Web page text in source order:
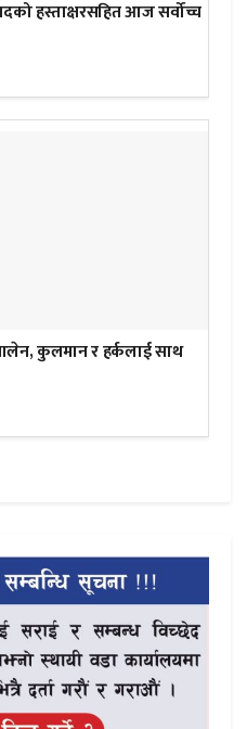
हस्ताक्षरसहित आज सर्वोच्च
कुलमान र हर्कलाई साथ